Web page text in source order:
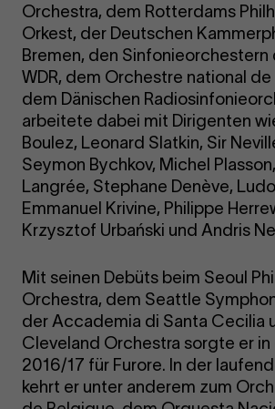
Orchestra, dem Rotterdams
Orkest, der Deutschen
Bremen, den Sinfonieorchestern
WDR, dem Orchestre national
dem Dänischen
arbeitete dabei mit Dirigenten
Boulez, Leonard Slatkin, Sir
Seymon Bychkov, Michel
Langrée, Stephane Denève,
Emmanuel Krivine, Philippe
Krzysztof Urbański und Andris
Mit seinen Debüts beim Seoul
Orchestra, dem Seattle
der Accademia di Santa Cecilia
Cleveland Orchestra sorgte er in
2016/17 für Furore. In der
kehrt er unter anderem zum